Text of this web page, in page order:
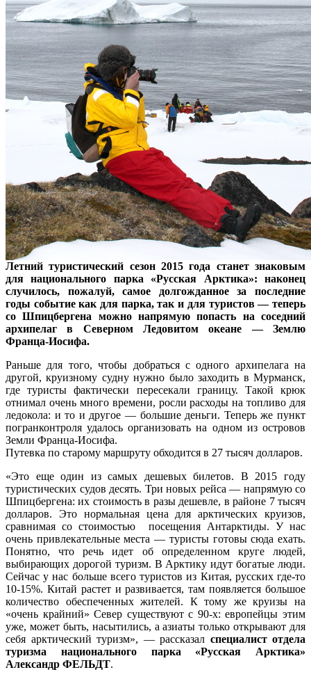
Летний туристический сезон 2015 года станет знаковым
для национального парка «Русская Арктика»: наконец
случилось, пожалуй, самое долгожданное за последние
годы событие как для парка, так и для туристов — теперь
со Шпицбергена можно напрямую попасть на соседний
архипелаг в Северном Ледовитом океане — Землю
Франца-Иосифа.
Раньше для того, чтобы добраться с одного архипелага на
другой, круизному судну нужно было заходить в Мурманск,
где туристы фактически пересекали границу. Такой крюк
отнимал очень много времени, росли расходы на топливо для
ледокола: и то и другое — большие деньги. Теперь же пункт
погранконтроля удалось организовать на одном из островов
Земли Франца-Иосифа.
Путевка по старому маршруту обходится в 27 тысяч долларов.
«Это еще один из самых дешевых билетов. В 2015 году
туристических судов десять. Три новых рейса — напрямую со
Шпицбергена: их стоимость в разы дешевле, в районе 7 тысяч
долларов. Это нормальная цена для арктических круизов,
сравнимая со стоимостью посещения Антарктиды. У нас
очень привлекательные места — туристы готовы сюда ехать.
Понятно, что речь идет об определенном круге людей,
выбирающих дорогой туризм. В Арктику идут богатые люди.
Сейчас у нас больше всего туристов из Китая, русских где-то
10-15%. Китай растет и развивается, там появляется большое
количество обеспеченных жителей. К тому же круизы на
«очень крайний» Север существуют с 90-х: европейцы этим
уже, может быть, насытились, а азиаты только открывают для
себя арктический туризм», — рассказал специалист отдела
туризма национального парка «Русская Арктика»
Александр ФЕЛЬДТ.